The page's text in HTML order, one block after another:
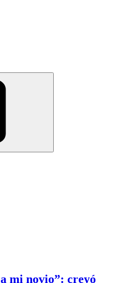
mi novio”: creyó